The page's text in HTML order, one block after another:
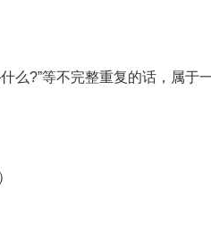
么?”等不完整重复的话，属于